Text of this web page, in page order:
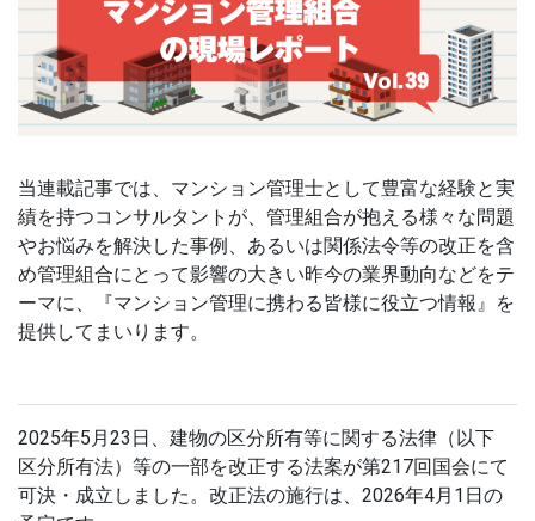
当連載記事では、マンション管理士として豊富な経験と実
績を持つコンサルタントが、管理組合が抱える様々な問題
やお悩みを解決した事例、あるいは関係法令等の改正を含
め管理組合にとって影響の大きい昨今の業界動向などをテ
ーマに、『マンション管理に携わる皆様に役立つ情報』を
提供してまいります。
2025年5月23日、建物の区分所有等に関する法律（以下
区分所有法）等の一部を改正する法案が第217回国会にて
可決・成立しました。改正法の施行は、2026年4月1日の